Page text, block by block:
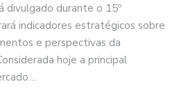
divulgado durante o 15º
indicadores estratégicos sobre
e perspectivas da
hoje a principal